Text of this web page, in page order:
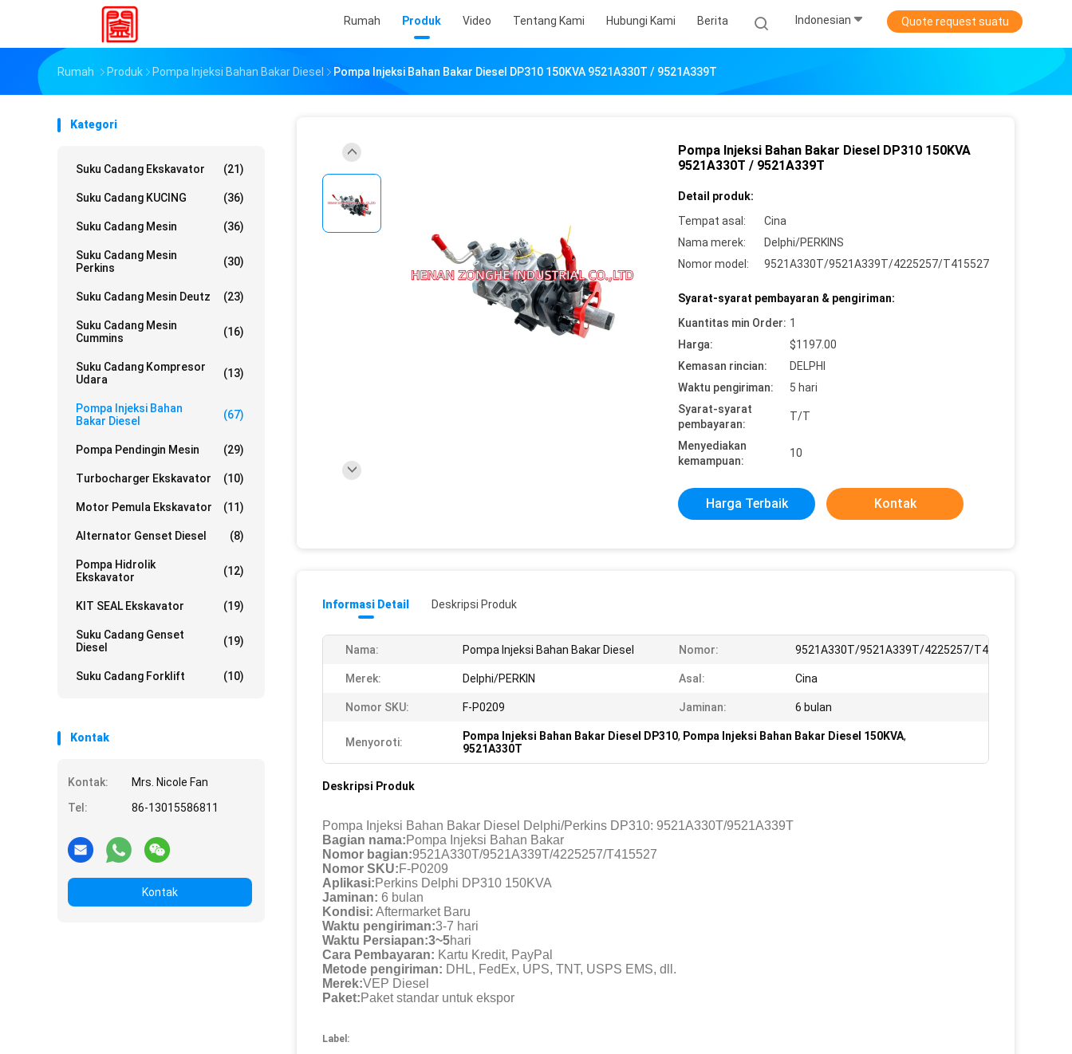
Rumah Produk Video Tentang Kami Hubungi Kami Berita Indonesian Quote request suatu
Rumah Produk Pompa Injeksi Bahan Bakar Diesel Pompa Injeksi Bahan Bakar Diesel DP310 150KVA 9521A330T / 9521A339T
Kategori
Suku Cadang Ekskavator (21)
Suku Cadang KUCING (36)
Suku Cadang Mesin (36)
Suku Cadang Mesin
Perkins
(30)
Suku Cadang Mesin Deutz (23)
Suku Cadang Mesin
Cummins
(16)
Suku Cadang Kompresor
Udara
(13)
Pompa Injeksi Bahan
Bakar Diesel
(67)
Pompa Pendingin Mesin (29)
Turbocharger Ekskavator (10)
Motor Pemula Ekskavator (11)
Alternator Genset Diesel (8)
Pompa Hidrolik
Ekskavator
(12)
KIT SEAL Ekskavator (19)
Suku Cadang Genset
Diesel
(19)
Suku Cadang Forklift (10)
Kontak
Kontak:
Mrs. Nicole Fan
Tel:
86-13015586811
Kontak
Pompa Injeksi Bahan Bakar Diesel DP310 150KVA
9521A330T / 9521A339T
Detail produk:
Tempat asal:
Cina
Nama merek:
Delphi/PERKINS
Nomor model:
9521A330T/9521A339T/4225257/T415527
Syarat-syarat pembayaran & pengiriman:
Kuantitas min Order: 1
Harga:
$1197.00
Kemasan rincian:
DELPHI
Waktu pengiriman:
5 hari
Syarat-syarat
pembayaran:
T/T
Menyediakan
kemampuan:
10
Harga Terbaik Kontak
Informasi Detail Deskripsi Produk
Nama: Pompa Injeksi Bahan Bakar Diesel Nomor: 9521A330T/9521A339T/4225257/T415527
Merek: Delphi/PERKIN Asal: Cina
Nomor SKU: F-P0209 Jaminan: 6 bulan
Menyoroti: Pompa Injeksi Bahan Bakar Diesel DP310, Pompa Injeksi Bahan Bakar Diesel 150KVA,
9521A330T
Deskripsi Produk
Pompa Injeksi Bahan Bakar Diesel Delphi/Perkins DP310: 9521A330T/9521A339T
Bagian nama:Pompa Injeksi Bahan Bakar
Nomor bagian:9521A330T/9521A339T/4225257/T415527
Nomor SKU:F-P0209
Aplikasi:Perkins Delphi DP310 150KVA
Jaminan: 6 bulan
Kondisi: Aftermarket Baru
Waktu pengiriman:3-7 hari
Waktu Persiapan:3~5hari
Cara Pembayaran: Kartu Kredit, PayPal
Metode pengiriman: DHL, FedEx, UPS, TNT, USPS EMS, dll.
Merek:VEP Diesel
Paket:Paket standar untuk ekspor
Label: